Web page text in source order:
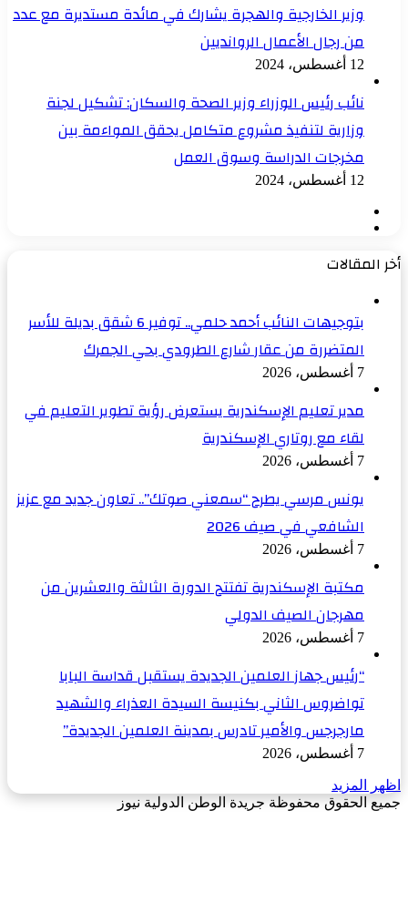
وزير الخارجية والهجرة يشارك في مائدة مستديرة مع عدد
من رجال الأعمال الروانديين
12 أغسطس، 2024
نائب رئيس الوزراء وزير الصحة والسكان: تشكيل لجنة
وزارية لتنفيذ مشروع متكامل يحقق المواءمة بين
مخرجات الدراسة وسوق العمل
12 أغسطس، 2024
أخر المقالات
بتوجيهات النائب أحمد حلمي.. توفير 6 شقق بديلة للأسر
المتضررة من عقار شارع الطرودي بحي الجمرك
7 أغسطس، 2026
مدير تعليم الإسكندرية يستعرض رؤية تطوير التعليم في
لقاء مع روتاري الإسكندرية
7 أغسطس، 2026
يونس مرسي يطرح “سمعني صوتك”.. تعاون جديد مع عزيز
الشافعي في صيف 2026
7 أغسطس، 2026
مكتبة الإسكندرية تفتتح الدورة الثالثة والعشرين من
مهرجان الصيف الدولي
7 أغسطس، 2026
“رئيس جهاز العلمين الجديدة يستقبل قداسة البابا
تواضروس الثاني بكنيسة السيدة العذراء والشهيد
مارجرجس والأمير تادرس بمدينة العلمين الجديدة”
7 أغسطس، 2026
اظهر المزيد
جميع الحقوق محفوظة جريدة الوطن الدولية نيوز